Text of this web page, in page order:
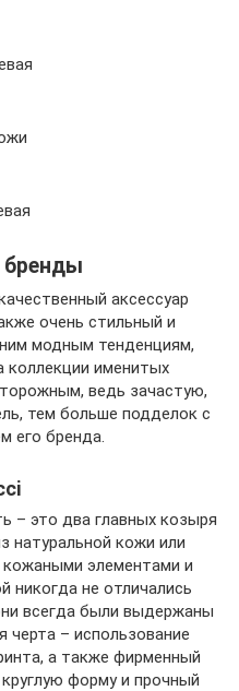
аксессуар
очень стильный и
модным тенденциям,
коллекции именитых
ведь зачастую,
тем больше подделок с
его бренда.
– это два главных козыря
натуральной кожи или
кожаными элементами и
никогда не отличались
всегда были выдержаны
черта – использование
а также фирменный
форму и прочный